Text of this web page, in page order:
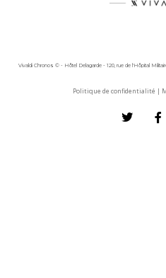
Vivaldi Chronos © - Hôtel Delagarde - 120, rue de l'Hôpital
Politique de confidentialité |